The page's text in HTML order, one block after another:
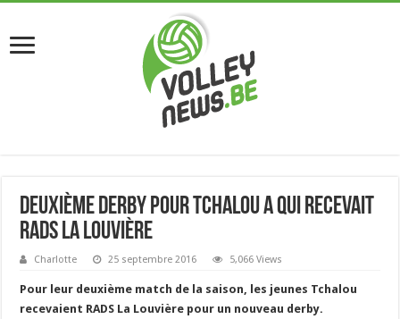
Deuxième derby pour Tchalou A qui recevait
RADS La Louvière
Charlotte 25 septembre 2016 5,066 Views
Pour leur deuxième match de la saison, les jeunes Tchalou
recevaient RADS La Louvière pour un nouveau derby.